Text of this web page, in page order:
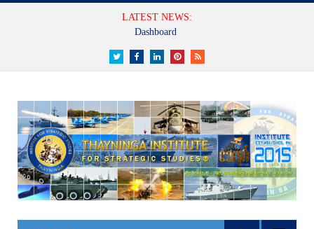
LATEST NEWS:
Dashboard
TwitterFacebookLinkedInPinterestRSS